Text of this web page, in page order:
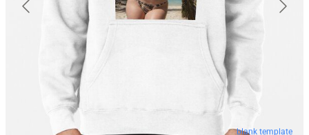
blank template